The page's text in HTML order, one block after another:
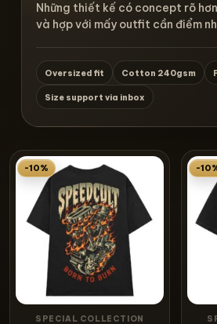
Những thiết kế có concept rõ
và hợp với mấy outfit cần điểm
Oversized fit Cotton 240gsm
Size support via inbox
-10%
SPECIAL COLLECTION
-